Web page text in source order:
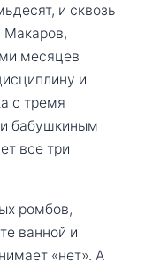
и сквозь
Макаров,
месяцев
и
с тремя
бабушкиным
все три
ромбов,
ванной и
«нет». А